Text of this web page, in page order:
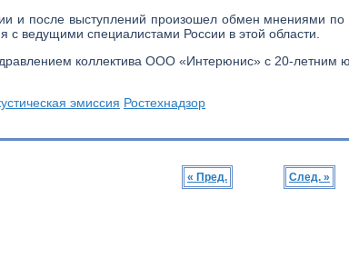
и после выступлений произошел обмен мнениями
с ведущими специалистами России в этой области.
коллектива ООО «Интерюнис» с 20-летним
эмиссия Ростехнадзор
« Пред. След. »